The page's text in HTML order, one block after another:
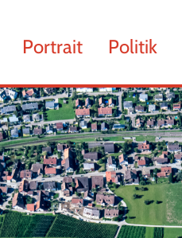
Portrait Politik